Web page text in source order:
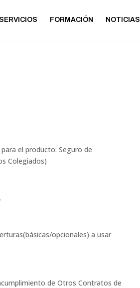
SERVICIOS FORMACIÓN NOTICIAS
el producto: Seguro de
Colegiados)
opcionales) a usar
de Otros Contratos de